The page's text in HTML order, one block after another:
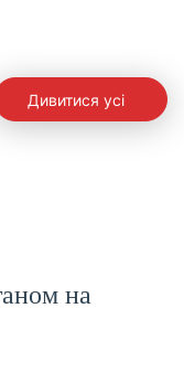
Дивитися усі
на